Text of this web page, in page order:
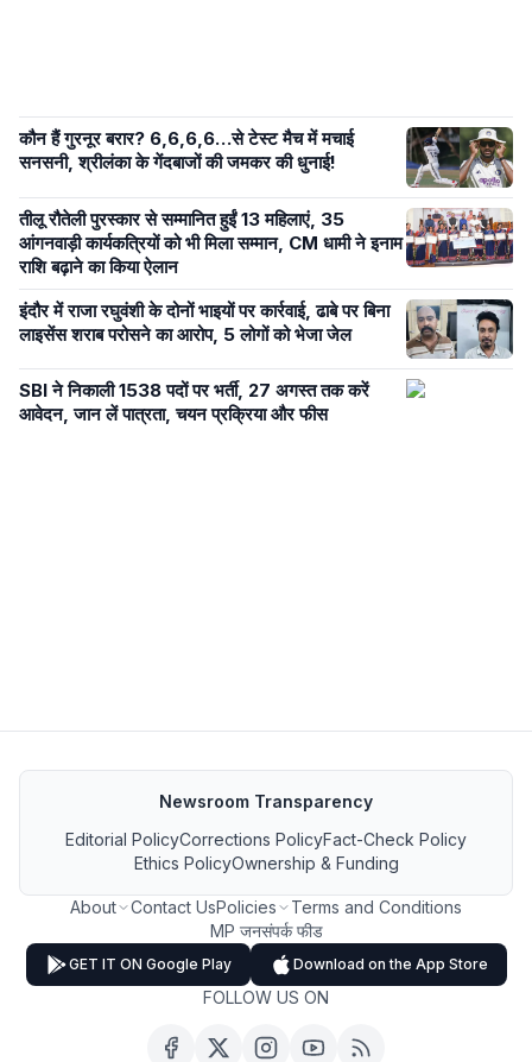
कौन हैं गुरनूर बरार? 6,6,6,6…से टेस्ट मैच में मचाई
सनसनी, श्रीलंका के गेंदबाजों की जमकर की धुनाई!
तीलू रौतेली पुरस्कार से सम्मानित हुईं 13 महिलाएं, 35
आंगनवाड़ी कार्यकत्रियों को भी मिला सम्मान, CM धामी ने इनाम
राशि बढ़ाने का किया ऐलान
इंदौर में राजा रघुवंशी के दोनों भाइयों पर कार्रवाई, ढाबे पर बिना
लाइसेंस शराब परोसने का आरोप, 5 लोगों को भेजा जेल
SBI ने निकाली 1538 पदों पर भर्ती, 27 अगस्त तक करें
आवेदन, जान लें पात्रता, चयन प्रक्रिया और फीस
Newsroom Transparency
Editorial PolicyCorrections PolicyFact-Check Policy
Ethics PolicyOwnership & Funding
About Contact UsPolicies
Terms and Conditions
MP जनसंपर्क फीड
GET IT ON Google Play Download on the App Store
FOLLOW US ON